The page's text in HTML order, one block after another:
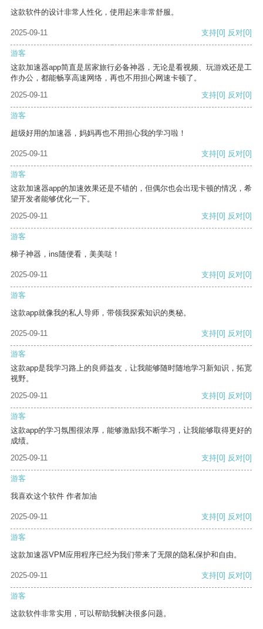
这款软件的设计非常人性化，使用起来非常舒服。
2025-09-11 支持[0] 反对[0]
游客
这款加速器app简直是居家旅行必备神器，无论是看视频、玩游戏还是工
作办公，都能畅享高速网络，再也不用担心网速卡顿了。
2025-09-11
支持[0] 反对[0]
游客
超级好用的加速器，妈妈再也不用担心我的学习啦！
2025-09-11 支持[0] 反对[0]
游客
这款加速器app的加速效果还是不错的，但偶尔也会出现卡顿的情况，希
望开发者能够优化一下。
2025-09-11
支持[0] 反对[0]
游客
梯子神器，ins随便看，美美哒！
2025-09-11 支持[0] 反对[0]
游客
这款app就像我的私人导师，带领我探索知识的奥秘。
2025-09-11 支持[0] 反对[0]
游客
这款app是我学习路上的良师益友，让我能够随时随地学习新知识，拓宽
视野。
2025-09-11
支持[0] 反对[0]
游客
这款app的学习氛围很浓厚，能够激励我不断学习，让我能够取得更好的
成绩。
2025-09-11
支持[0] 反对[0]
游客
我喜欢这个软件 作者加油
2025-09-11 支持[0] 反对[0]
游客
这款加速器VPM应用程序已经为我们带来了无限的隐私保护和自由。
2025-09-11 支持[0] 反对[0]
游客
这款软件非常实用，可以帮助我解决很多问题。